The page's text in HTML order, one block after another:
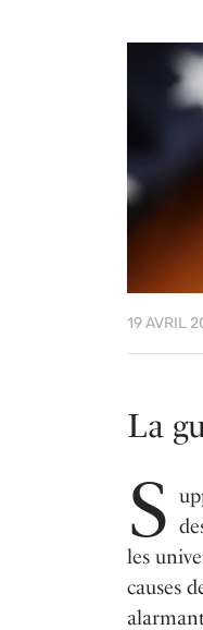
19 AVRIL
La
S
les
causes